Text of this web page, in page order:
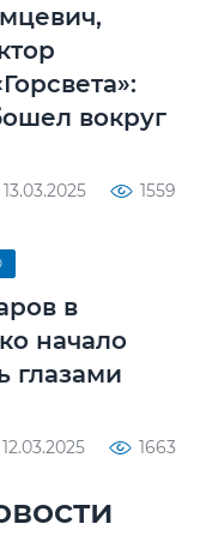
вокруг
13.03.2025 1559
в
начало
глазами
12.03.2025 1663